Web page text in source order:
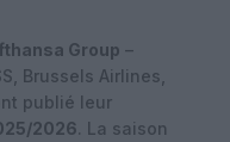
Group –
Brussels Airlines,
publié leur
2026. La saison